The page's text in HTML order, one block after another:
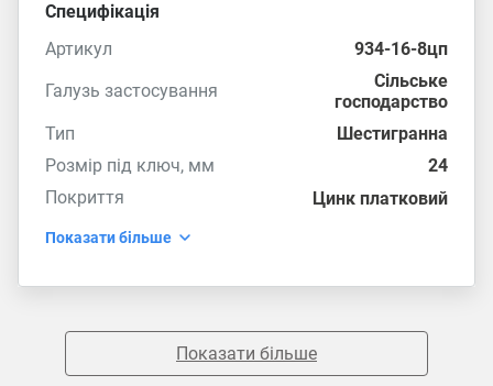
Специфікація
Артикул
934-16-8цп
Галузь застосування
Сільське
господарство
Тип
Шестигранна
Розмір під ключ, мм
24
Покриття
Цинк платковий
Показати більше
Показати більше